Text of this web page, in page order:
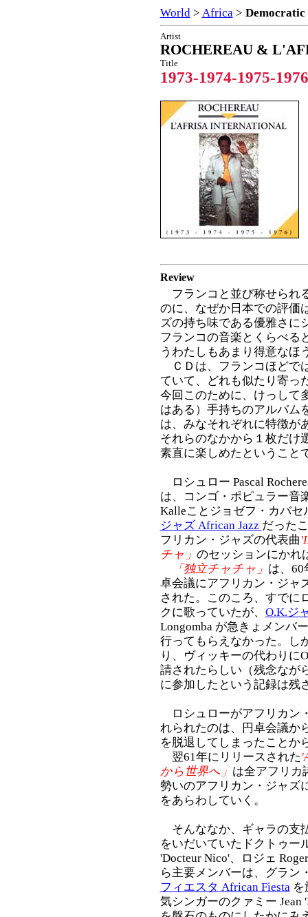
World> Africa> Democratic
Artist
ROCHEREAU &
Title
1973-1974-1975-1976
Review
フランコと並び称せられ
のに、なぜか日本での評価
ズの持ち味である優雅さに
フランコの音楽とくらべる
うわたしもあまり得意なほ
ＣＤは、フランコほどで
ていて、どれも似たり寄っ
今回このために、けっして
はある）手持ちのアルバム
は、みなそれぞれに特徴が
それらのなかから１枚だけ
素直に楽しめたということ
ロシュロー Pascal
は、コンゴ・ポピュラー音
Kalleことジョゼフ・カバセ
ジャズ African Jazz だった
フリカン・ジャズの代表曲
チャ」 のセッションにかれ
「独立チャチャ」 は、60
卓会議にアフリカン・ジャ
された。このころ、すでに
クに歌っていたが、 O.K.ジ
Longomba が急きょメンバ
行ってもらえなかった。し
り、ヴィッキーの代わりに
請されたらしい（残念なが
に参加したという記録は残
ロシュローがアフリカン
れられたのは、円卓会議か
を脱退してしまったことか
翌61年にリリースされた
から世界へ」 は全アフリカ
勢いのアフリカン・ジャズ
をあらわしていく。
そんななか、ギャラの支
をいだいていたドクトゥー
'Docteur Nico'、ロジェ
ら主要メンバーは、グラン
フィエスタ African Fiestaを
気シンガーのクァミー